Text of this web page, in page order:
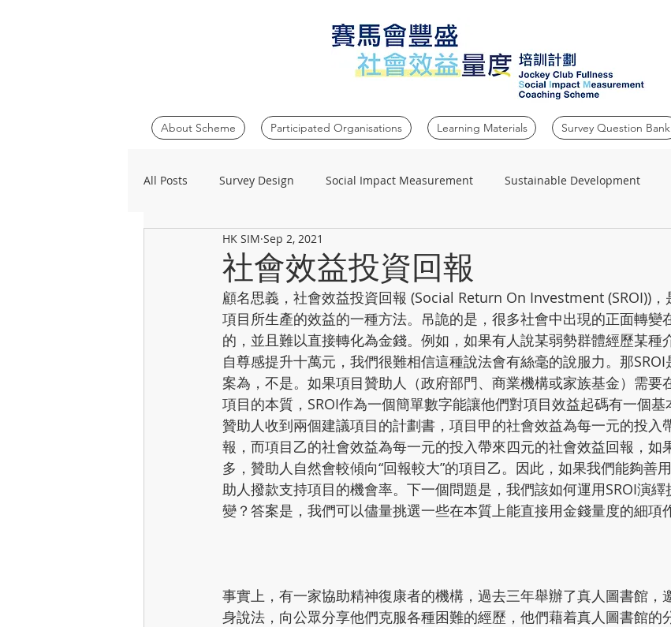
About Scheme Participated Organisations Learning Materials Survey Question Bank
All Posts Survey Design Social Impact Measurement Sustainable Development
社會效益投資回報
HK SIM Sep 2, 2021
顧名思義，社會效益投資回報 (Social Return On Investment (SROI))，
項目所生產的效益的一種方法。吊詭的是，很多社會中出現的正面轉變
的，並且難以直接轉化為金錢。例如，如果有人說某弱勢群體經歷某種
自尊感提升十萬元，我們很難相信這種說法會有絲毫的說服力。那
案為，不是。如果項目贊助人（政府部門、商業機構或家族基金）需要
項目的本質，SROI作為一個簡單數字能讓他們對項目效益起碼有一個基
贊助人收到兩個建議項目的計劃書，項目甲的社會效益為每一元的投入
報，而項目乙的社會效益為每一元的投入帶來四元的社會效益回報，如
多，贊助人自然會較傾向“回報較大”的項目乙。因此，如果我們能夠善
助人撥款支持項目的機會率。下一個問題是，我們該如何運用SROI演
變？答案是，我們可以儘量挑選一些在本質上能直接用金錢量度的細項
事實上，有一家協助精神復康者的機構，過去三年舉辦了真人圖書館，
身說法，向公眾分享他們克服各種困難的經歷，他們藉着真人圖書館的